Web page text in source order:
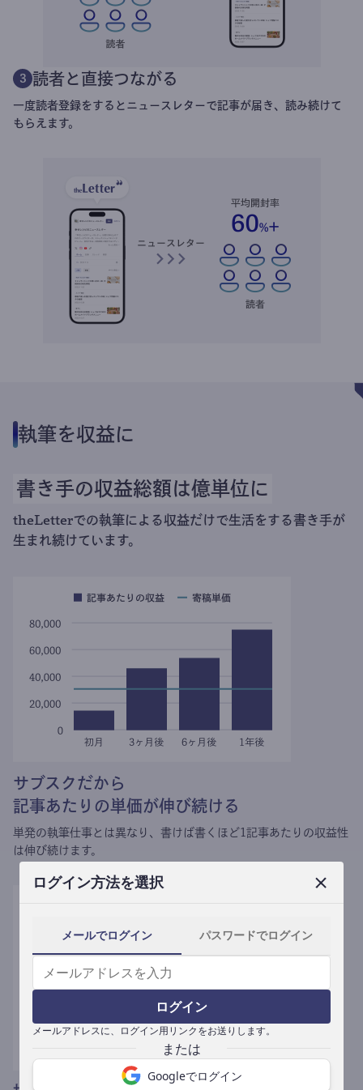
ログイン方法を選択
メールでログイン パスワードでログイン
ログイン
メールアドレスに、ログイン用リンクをお送りします。
Googleでログイン
3 読者と直接つながる
一度読者登録をするとニュースレターで記事が届き、読み続けて
もらえます。
執筆を収益に
書き手の収益総額は億単位に
theLetterでの執筆による収益だけで生活をする書き手が
生まれ続けています。
サブスクだから
記事あたりの単価が伸び続ける
単発の執筆仕事とは異なり、 書けば書くほど1記事あたりの収益性
は伸び続けます。